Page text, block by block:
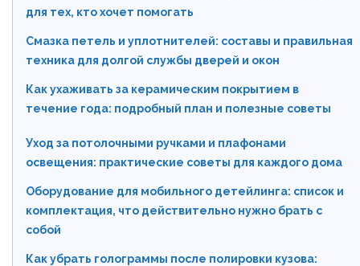
для тех, кто хочет помогать
Смазка петель и уплотнителей: составы и правильная
техника для долгой службы дверей и окон
Как ухаживать за керамическим покрытием в
течение года: подробный план и полезные советы
Уход за потолочными ручками и плафонами
освещения: практические советы для каждого дома
Оборудование для мобильного детейлинга: список и
комплектация, что действительно нужно брать с
собой
Как убрать голограммы после полировки кузова: